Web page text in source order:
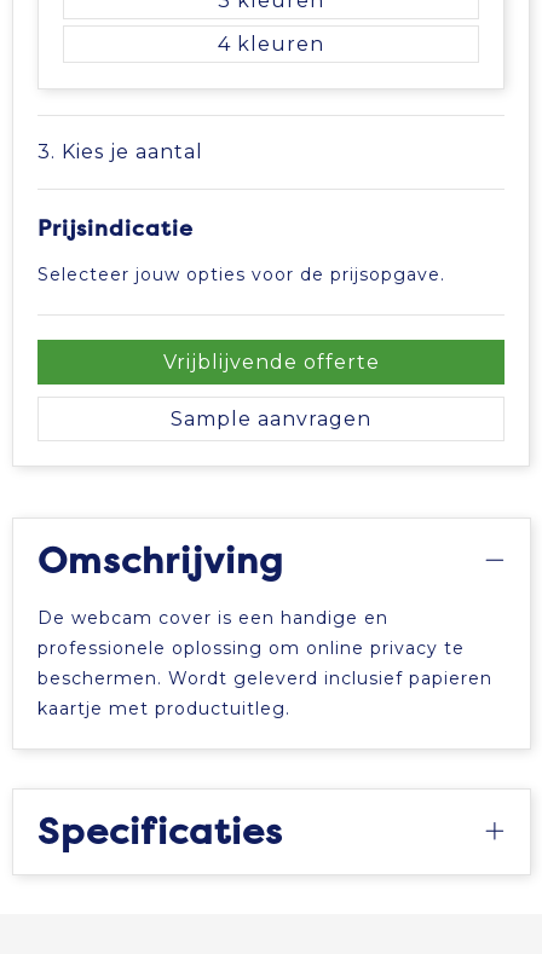
Waterbestendige tassen
Aktetassen
4
3. Kies je aantal
Prijsindicatie
Selecteer jouw opties voor de prijsopgave.
Vrijblijvende offerte
Sample aanvragen
Omschrijving
De webcam cover is een handige en
professionele oplossing om online privacy te
beschermen. Wordt geleverd inclusief papieren
kaartje met productuitleg.
Specificaties